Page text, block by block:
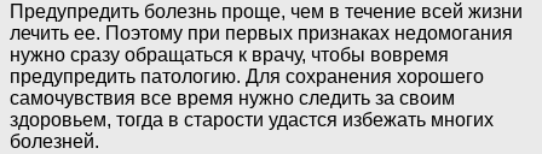
Предупредить болезнь проще, чем в течение всей жизни
лечить ее. Поэтому при первых признаках недомогания
нужно сразу обращаться к врачу, чтобы вовремя
предупредить патологию. Для сохранения хорошего
самочувствия все время нужно следить за своим
здоровьем, тогда в старости удастся избежать многих
болезней.